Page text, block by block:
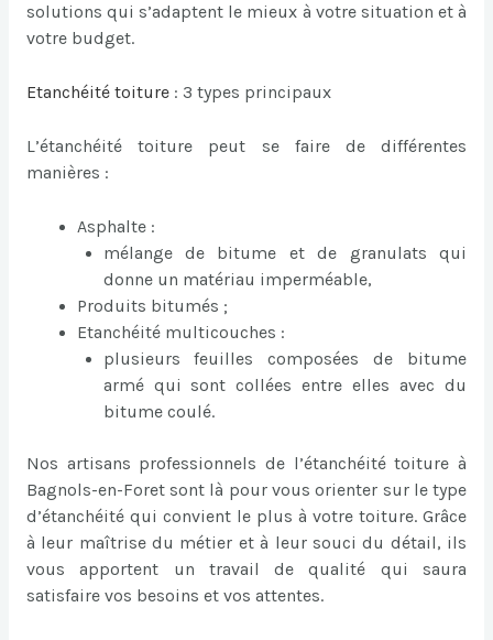
solutions qui s’adaptent le mieux à votre situation et à
votre budget.
Etanchéité toiture: 3 types principaux
L’étanchéité toiture peut se faire de différentes
manières :
Asphalte :
mélange de bitume et de granulats qui
donne un matériau imperméable,
Produits bitumés ;
Etanchéité multicouches :
plusieurs feuilles composées de bitume
armé qui sont collées entre elles avec du
bitume coulé.
Nos artisans professionnels de l’étanchéité toiture à
Bagnols-en-Foret sont là pour vous orienter sur le type
d’étanchéité qui convient le plus à votre toiture. Grâce
à leur maîtrise du métier et à leur souci du détail, ils
vous apportent un travail de qualité qui saura
satisfaire vos besoins et vos attentes.